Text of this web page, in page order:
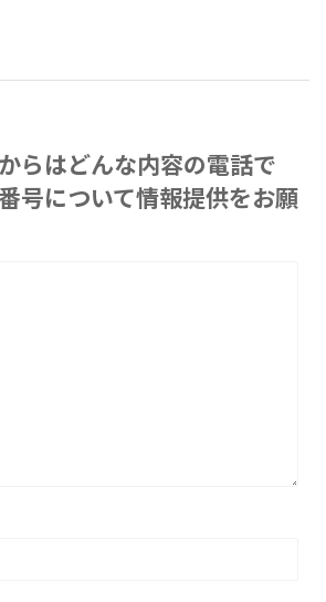
らはどんな内容の電話で
号について情報提供をお願